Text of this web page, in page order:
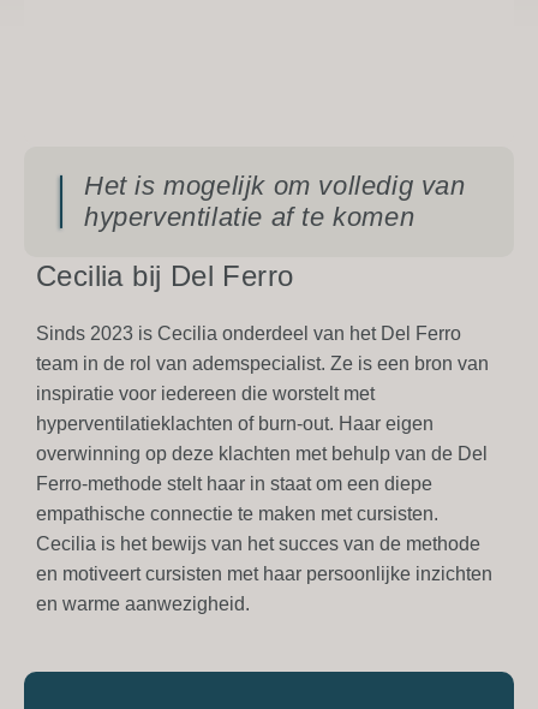
Het is mogelijk om volledig van
hyperventilatie af te komen
Cecilia bij Del Ferro
Sinds 2023 is Cecilia onderdeel van het Del Ferro
team in de rol van ademspecialist. Ze is een bron van
inspiratie voor iedereen die worstelt met
hyperventilatieklachten of burn-out. Haar eigen
overwinning op deze klachten met behulp van de Del
Ferro-methode stelt haar in staat om een diepe
empathische connectie te maken met cursisten.
Cecilia is het bewijs van het succes van de methode
en motiveert cursisten met haar persoonlijke inzichten
en warme aanwezigheid.